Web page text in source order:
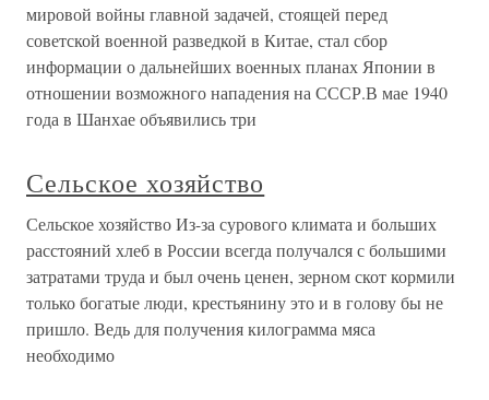
мировой войны главной задачей, стоящей перед
советской военной разведкой в Китае, стал сбор
информации о дальнейших военных планах Японии в
отношении возможного нападения на СССР.В мае 1940
года в Шанхае объявились три
Сельское хозяйство
Сельское хозяйство Из-за сурового климата и больших
расстояний хлеб в России всегда получался с большими
затратами труда и был очень ценен, зерном скот кормили
только богатые люди, крестьянину это и в голову бы не
пришло. Ведь для получения килограмма мяса
необходимо